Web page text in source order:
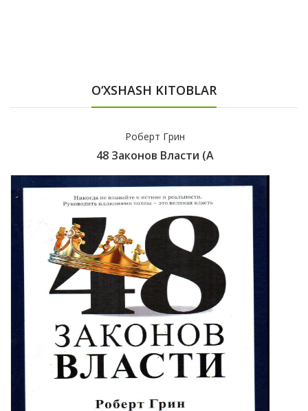
O‘XSHASH KITOBLAR
Роберт Грин
48 Законов Власти (А